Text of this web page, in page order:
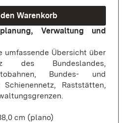
Warenkorb
Verwaltung und
umfassende Übersicht über
des Bundeslandes,
Bundes- und
Raststätten,
cm (plano)